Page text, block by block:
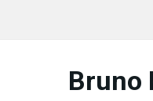
Bruno